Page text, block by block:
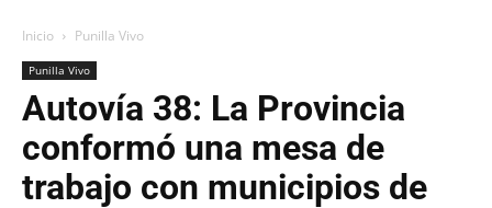
Inicio Punilla Vivo
Punilla Vivo
Autovía 38: La Provincia
conformó una mesa de
trabajo con municipios de